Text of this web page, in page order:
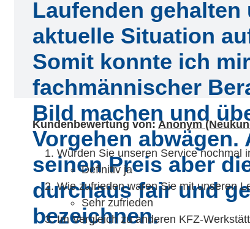
Laufenden gehalten
aktuelle Situation
Somit konnte ich
fachmännischer
Bild machen und
Vorgehen
seinen Preis aber
durchaus fair und
bezeichnen.
Kundenbewertung von: Anonym
Würden Sie unseren Service nochmal
Definitiv ja
Wie zufrieden waren Sie mit unseren
Sehr zufrieden
Im Vergleich zu anderen KFZ-